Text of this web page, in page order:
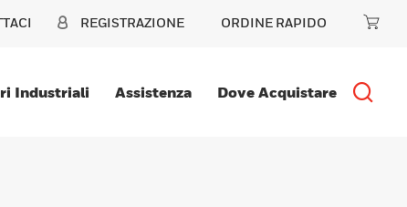
REGISTRAZIONE ORDINE RAPIDO
Industriali Assistenza Dove Acquistare